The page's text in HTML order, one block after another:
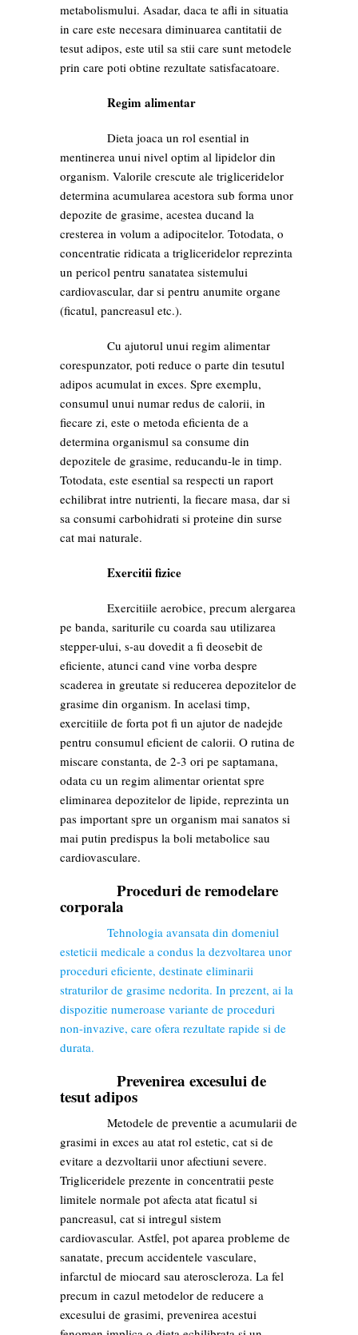
metabolismului. Asadar, daca te afli in situatia
in care este necesara diminuarea cantitatii de
tesut adipos, este util sa stii care sunt metodele
prin care poti obtine rezultate satisfacatoare.
Regim alimentar
Dieta joaca un rol esential in
mentinerea unui nivel optim al lipidelor din
organism. Valorile crescute ale trigliceridelor
determina acumularea acestora sub forma unor
depozite de grasime, acestea ducand la
cresterea in volum a adipocitelor. Totodata, o
concentratie ridicata a trigliceridelor reprezinta
un pericol pentru sanatatea sistemului
cardiovascular, dar si pentru anumite organe
(ficatul, pancreasul etc.).
Cu ajutorul unui regim alimentar
corespunzator, poti reduce o parte din tesutul
adipos acumulat in exces. Spre exemplu,
consumul unui numar redus de calorii, in
fiecare zi, este o metoda eficienta de a
determina organismul sa consume din
depozitele de grasime, reducandu-le in timp.
Totodata, este esential sa respecti un raport
echilibrat intre nutrienti, la fiecare masa, dar si
sa consumi carbohidrati si proteine din surse
cat mai naturale.
Exercitii fizice
Exercitiile aerobice, precum alergarea
pe banda, sariturile cu coarda sau utilizarea
stepper-ului, s-au dovedit a fi deosebit de
eficiente, atunci cand vine vorba despre
scaderea in greutate si reducerea depozitelor de
grasime din organism. In acelasi timp,
exercitiile de forta pot fi un ajutor de nadejde
pentru consumul eficient de calorii. O rutina de
miscare constanta, de 2-3 ori pe saptamana,
odata cu un regim alimentar orientat spre
eliminarea depozitelor de lipide, reprezinta un
pas important spre un organism mai sanatos si
mai putin predispus la boli metabolice sau
cardiovasculare.
Proceduri de remodelare
corporala
Tehnologia avansata din domeniul
esteticii medicale a condus la dezvoltarea unor
proceduri eficiente, destinate eliminarii
straturilor de grasime nedorita. In prezent, ai la
dispozitie numeroase variante de proceduri
non-invazive, care ofera rezultate rapide si de
durata.
Prevenirea excesului de
tesut adipos
Metodele de preventie a acumularii de
grasimi in exces au atat rol estetic, cat si de
evitare a dezvoltarii unor afectiuni severe.
Trigliceridele prezente in concentratii peste
limitele normale pot afecta atat ficatul si
pancreasul, cat si intregul sistem
cardiovascular. Astfel, pot aparea probleme de
sanatate, precum accidentele vasculare,
infarctul de miocard sau ateroscleroza. La fel
precum in cazul metodelor de reducere a
excesului de grasimi, prevenirea acestui